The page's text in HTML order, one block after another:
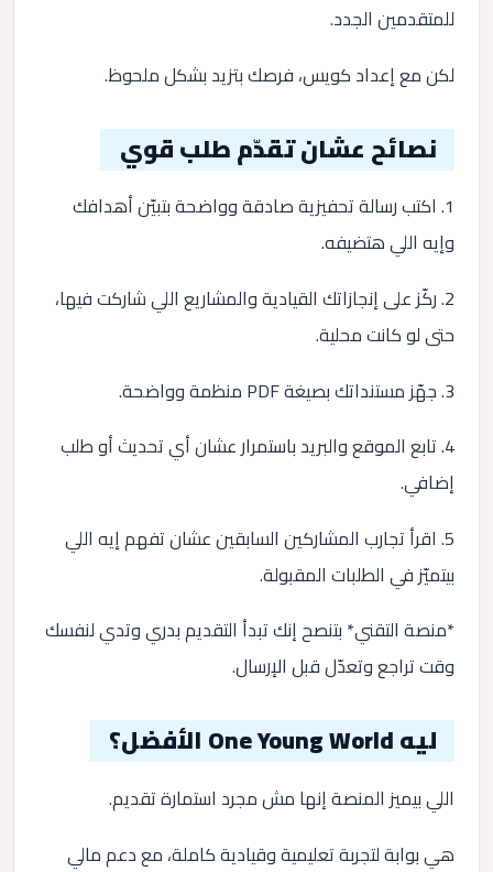
للمتقدمين الجدد.
لكن مع إعداد كويس، فرصك بتزيد بشكل ملحوظ.
نصائح عشان تقدّم طلب قوي
1. اكتب رسالة تحفيزية صادقة وواضحة بتبيّن أهدافك
وإيه اللي هتضيفه.
2. ركّز على إنجازاتك القيادية والمشاريع اللي شاركت فيها،
حتى لو كانت محلية.
3. جهّز مستنداتك بصيغة PDF منظمة وواضحة.
4. تابع الموقع والبريد باستمرار عشان أي تحديث أو طلب
إضافي.
5. اقرأ تجارب المشاركين السابقين عشان تفهم إيه اللي
بيتميّز في الطلبات المقبولة.
*منصة التقني* بتنصح إنك تبدأ التقديم بدري وتدي لنفسك
وقت تراجع وتعدّل قبل الإرسال.
ليه One Young World الأفضل؟
اللي بيميز المنصة إنها مش مجرد استمارة تقديم.
هي بوابة لتجربة تعليمية وقيادية كاملة، مع دعم مالي